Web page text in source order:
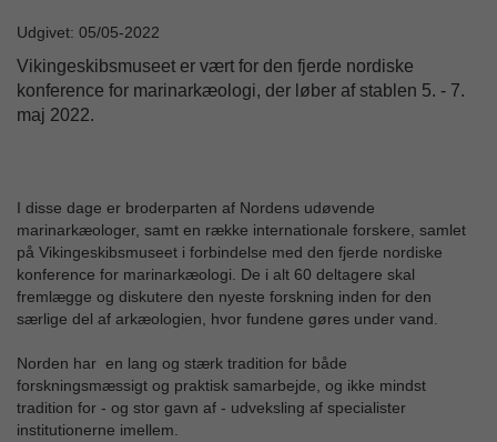
Udgivet: 05/05-2022
Vikingeskibsmuseet er vært for den fjerde nordiske
konference for marinarkæologi, der løber af stablen 5. - 7.
maj 2022.
I disse dage er broderparten af Nordens udøvende
marinarkæologer, samt en række internationale forskere, samlet
på Vikingeskibsmuseet i forbindelse med den fjerde nordiske
konference for marinarkæologi. De i alt 60 deltagere skal
fremlægge og diskutere den nyeste forskning inden for den
særlige del af arkæologien, hvor fundene gøres under vand.
Norden har en lang og stærk tradition for både
forskningsmæssigt og praktisk samarbejde, og ikke mindst
tradition for - og stor gavn af - udveksling af specialister
institutionerne imellem.